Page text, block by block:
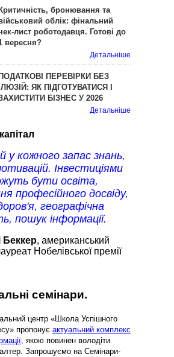
Критичність, бронювання та
облік: фінальний
лист роботодавця. Готові до
вересня?
Детальніше
ПОДАТКОВІ ПЕРЕВІРКИ БЕЗ
ІЛЮЗІЙ: ЯК ПІДГОТУВАТИСЯ І
БІЗНЕС У 2026
Детальніше
у кожного запас знань,
Інвестиціями
бути освіта,
професійного досвіду,
географічна
пошук інформації.
Беккер, американський
Нобелівської премії
семінари.
центр «Школа Успішного
пропонує актуальний комплекс
якою повинен володіти
Запрошуємо на Семінари-